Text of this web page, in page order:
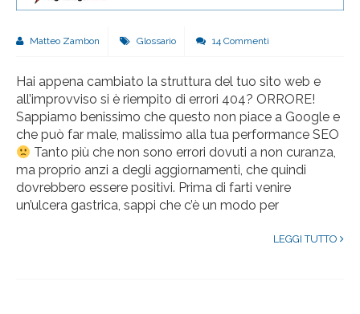
Matteo Zambon Glossario 14 Commenti
Hai appena cambiato la struttura del tuo sito web e
all’improvviso si è riempito di errori 404? ORRORE!
Sappiamo benissimo che questo non piace a Google e
che può far male, malissimo alla tua performance SEO
Tanto più che non sono errori dovuti a non curanza,
ma proprio anzi a degli aggiornamenti, che quindi
dovrebbero essere positivi. Prima di farti venire
un’ulcera gastrica, sappi che c’è un modo per
LEGGI TUTTO